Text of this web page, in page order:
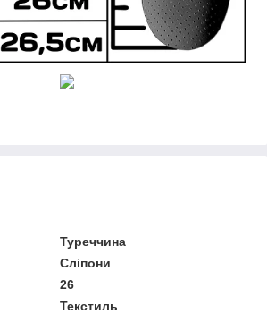
Туреччина
Сліпони
26
Текстиль